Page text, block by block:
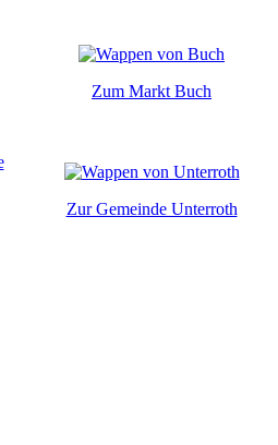
Zum Markt Buch
Zur Gemeinde Unterroth